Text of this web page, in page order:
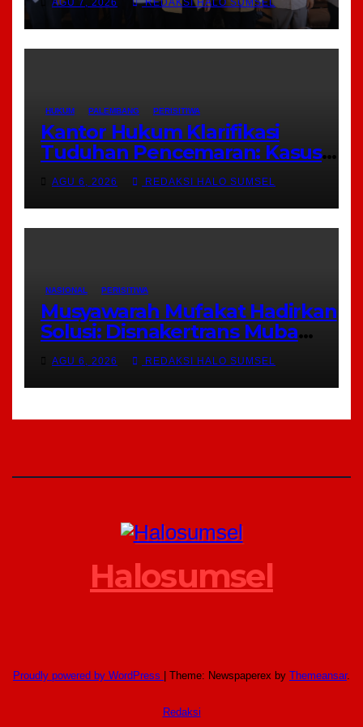
AGU 7, 2026 REDAKSI HALO SUMSEL
HUKUM PALEMBANG PERISITIWA
Kantor Hukum Klarifikasi
Tuduhan Pencemaran: Kasus
Notaris HY di Banyuasin Murni
Keperdataan
AGU 6, 2026 REDAKSI HALO SUMSEL
NASIONAL PERISITIWA
Musyawarah Mufakat Hadirkan
Solusi: Disnakertrans Muba
Fasilitasi Mediasi PT Panca
Agung Sejati dan Pekerja Hingga
Tuntas
AGU 6, 2026 REDAKSI HALO SUMSEL
Halosumsel
Proudly powered by WordPress Theme: Newspaperex by Themeansar.
Redaksi